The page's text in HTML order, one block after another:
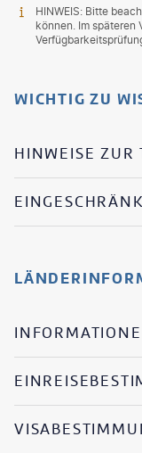
HINWEIS: Bitte
können. Im späteren
WICHTIG ZU
HINWEISE ZUR